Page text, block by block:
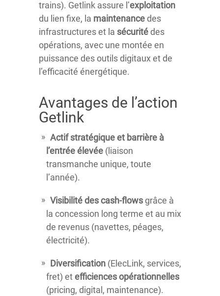
trains). Getlink assure l’exploitation
du lien fixe, la maintenance des
infrastructures et la sécurité des
opérations, avec une montée en
puissance des outils digitaux et de
l’efficacité énergétique.
Avantages de l’action
Getlink
Actif stratégique et barrière à
l’entrée élevée (liaison
transmanche unique, toute
l’année).
Visibilité des cash-flows grâce à
la concession long terme et au mix
de revenus (navettes, péages,
électricité).
Diversification (ElecLink, services,
fret) etefficiences opérationnelles
(pricing, digital, maintenance).